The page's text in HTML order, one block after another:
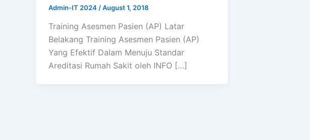
Admin-IT 2024 /August 1, 2018
Training Asesmen Pasien (AP) Latar
Belakang Training Asesmen Pasien (AP)
Yang Efektif Dalam Menuju Standar
Areditasi Rumah Sakit oleh INFO […]